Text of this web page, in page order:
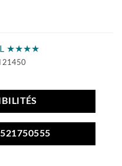
★★★★
21450